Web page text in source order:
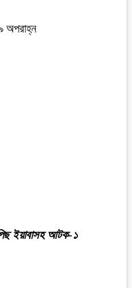
অপরাহ্ন
ইয়াবাসহ আটক-১